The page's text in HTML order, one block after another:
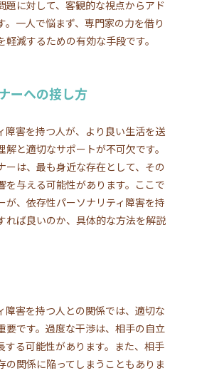
題に対して、客観的な視点からアド
。一人で悩まず、専門家の力を借り
減するための有効な手段です。
ーへの接し方
障害を持つ人が、より良い生活を送
と適切なサポートが不可欠です。
ーは、最も身近な存在として、その
を与える可能性があります。ここで
が、依存性パーソナリティ障害を持
れば良いのか、具体的な方法を解説
障害を持つ人との関係では、適切な
要です。過度な干渉は、相手の自立
する可能性があります。また、相手
の関係に陥ってしまうこともありま